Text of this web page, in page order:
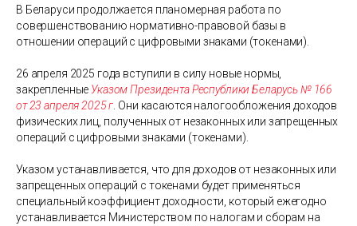
В Беларуси продолжается планомерная работа по
совершенствованию нормативно-правовой базы в
отношении операций с цифровыми знаками (токенами).
26 апреля 2025 года вступили в силу новые нормы,
закрепленные Указом Президента Республики Беларусь № 166
от 23 апреля 2025 г . Они касаются налогообложения доходов
физических лиц, полученных от незаконных или запрещенных
операций с цифровыми знаками (токенами).
Указом устанавливается, что для доходов от незаконных или
запрещенных операций с токенами будет применяться
специальный коэффициент доходности, который ежегодно
устанавливается Министерством по налогам и сборам на